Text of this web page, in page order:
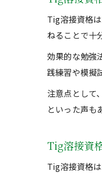
Tig溶接資格
ねることで十
効果的な勉強
践練習や模擬
注意点として
といった声も
Tig溶接資
Tig溶接資格